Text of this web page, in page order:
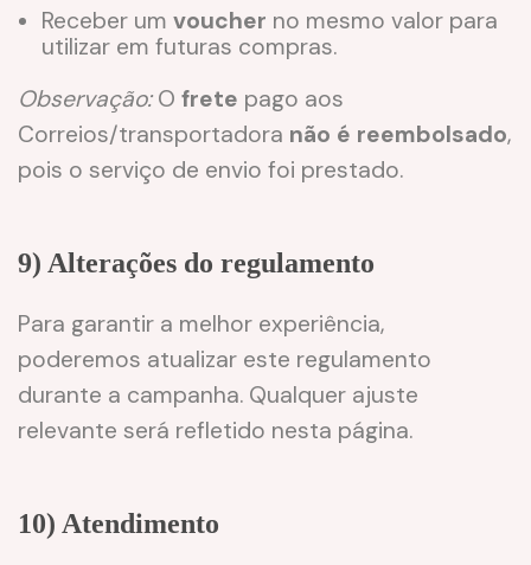
Receber um voucher no mesmo valor para
utilizar em futuras compras.
Observação:O frete pago aos
Correios/transportadora não é reembolsado,
pois o serviço de envio foi prestado.
9) Alterações do regulamento
Para garantir a melhor experiência,
poderemos atualizar este regulamento
durante a campanha. Qualquer ajuste
relevante será refletido nesta página.
10) Atendimento